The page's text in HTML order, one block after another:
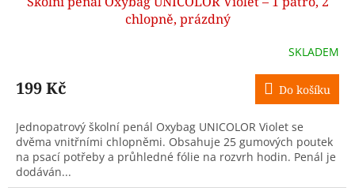
chlopně, prázdný
SKLADEM
199 Kč Do košíku
Jednopatrový školní penál Oxybag UNICOLOR Violet se
dvěma vnitřními chlopněmi. Obsahuje 25 gumových poutek
na psací potřeby a průhledné fólie na rozvrh hodin. Penál je
dodáván...